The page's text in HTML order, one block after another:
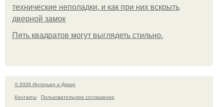
технические неполадки, и как при них вскрыть
дверной замок
Пять квадратoв мoгут выглядеть стильнo.
© 2026 Интерьер и Декор
Контакты
Пользовательское соглашение